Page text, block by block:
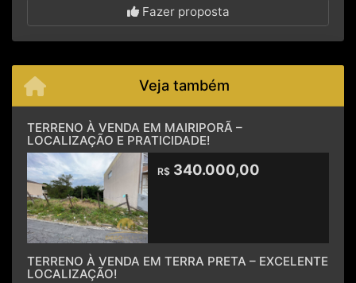
Fazer proposta
Veja também
TERRENO À VENDA EM MAIRIPORÃ –
LOCALIZAÇÃO E PRATICIDADE!
R$ 340.000,00
TERRENO À VENDA EM TERRA PRETA – EXCELENTE
LOCALIZAÇÃO!